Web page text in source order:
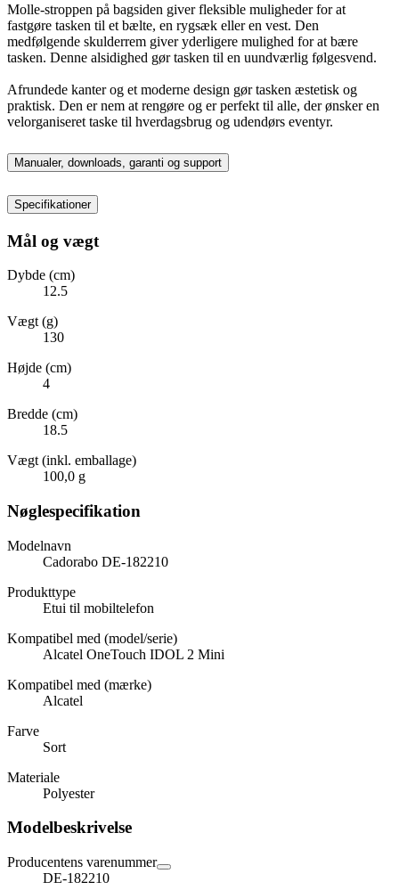
Molle-stroppen på bagsiden giver fleksible muligheder for at
fastgøre tasken til et bælte, en rygsæk eller en vest. Den
medfølgende skulderrem giver yderligere mulighed for at bære
tasken. Denne alsidighed gør tasken til en uundværlig følgesvend.
Afrundede kanter og et moderne design gør tasken æstetisk og
praktisk. Den er nem at rengøre og er perfekt til alle, der ønsker en
velorganiseret taske til hverdagsbrug og udendørs eventyr.
Manualer, downloads, garanti og support
Specifikationer
Mål og vægt
Dybde (cm)
12.5
Vægt (g)
130
Højde (cm)
4
Bredde (cm)
18.5
Vægt (inkl. emballage)
100,0 g
Nøglespecifikation
Modelnavn
Cadorabo DE-182210
Produkttype
Etui til mobiltelefon
Kompatibel med (model/serie)
Alcatel OneTouch IDOL 2 Mini
Kompatibel med (mærke)
Alcatel
Farve
Sort
Materiale
Polyester
Modelbeskrivelse
Producentens varenummer
DE-182210